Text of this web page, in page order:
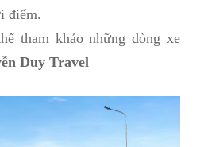
điểm.
tham khảo những dòng xe
Duy Travel